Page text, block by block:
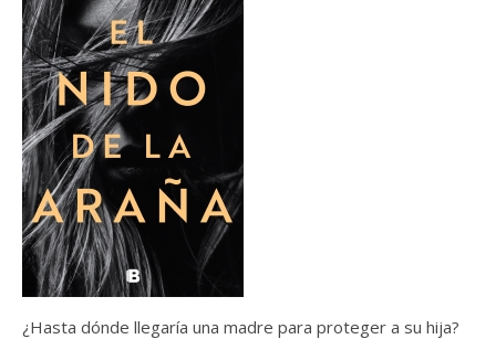
¿Hasta dónde llegaría una madre para proteger a su hija?